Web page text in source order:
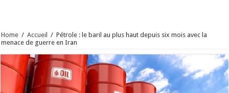
Home / Accueil / Pétrole : le baril au plus haut depuis six mois avec la
menace de guerre en Iran